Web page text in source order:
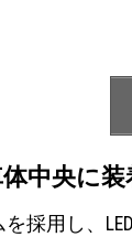
体中央
採用し、